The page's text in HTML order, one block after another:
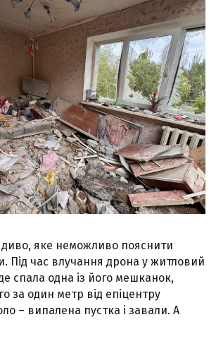
диво, яке неможливо пояснити
Під час влучання дрона у житловий
спала одна із його мешканок,
за один метр від епіцентру
– випалена пустка і завали. А